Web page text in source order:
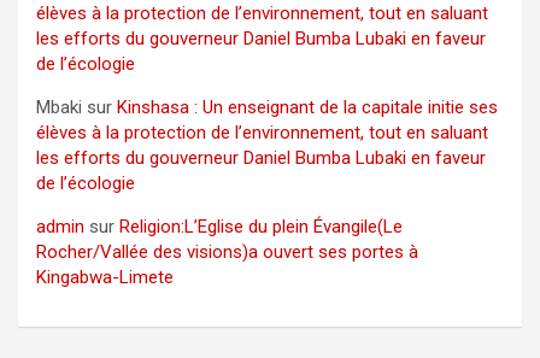
élèves à la protection de l’environnement, tout en saluant
les efforts du gouverneur Daniel Bumba Lubaki en faveur
de l’écologie
Mbaki sur Kinshasa : Un enseignant de la capitale initie ses
élèves à la protection de l’environnement, tout en saluant
les efforts du gouverneur Daniel Bumba Lubaki en faveur
de l’écologie
admin sur Religion:L’Eglise du plein Évangile(Le
Rocher/Vallée des visions)a ouvert ses portes à
Kingabwa-Limete